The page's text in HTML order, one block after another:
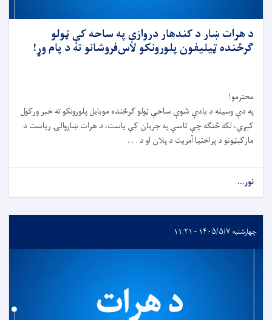
د هرات ښار د کندهار دروازې په ساحه کې ټولو
ګرځنده ټیلیفون پلورونکو لاس‌فروشانو ته د پام وړ!
محترمو!
په دې وسیله د یادې شوې ساحې ټولو ګرځنده موبایل پلورونکو ته خبر ورکول
کېږي، لکه څنګه چې تاسې په جریان کې یاست، د هرات ښاروالۍ ریاست د
مارکېټونو د پراختیا آمریت د پلان او د . . .
نور...
چهارشنبه ۱۴۰۵/۵/۷ - ۱۱:۲۱